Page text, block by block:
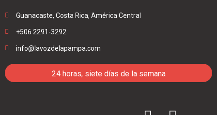
Guanacaste, Costa Rica, América Central
+506 2291-3292
info@lavozdelapampa.com
24 horas, siete días de la semana